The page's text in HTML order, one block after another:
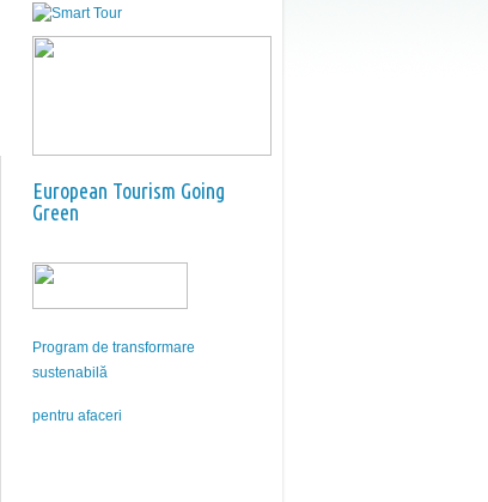
European Tourism Going
Green
Program de transformare
sustenabilă
pentru afaceri